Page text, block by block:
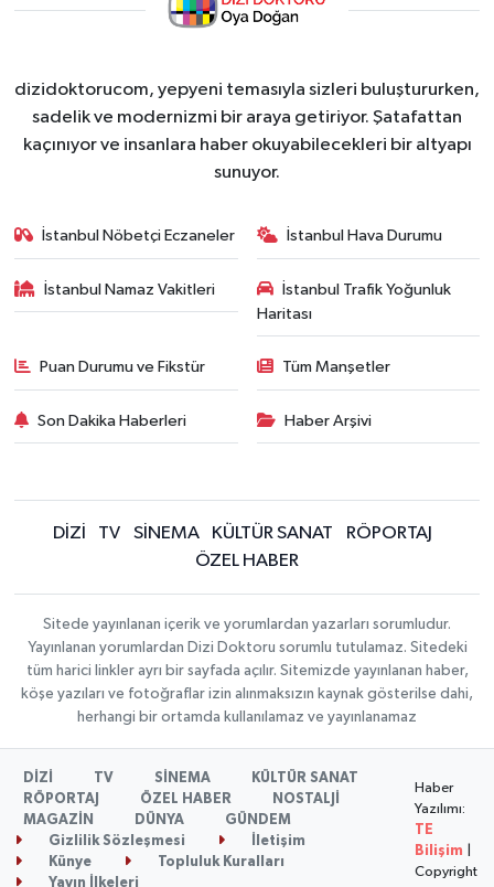
dizidoktorucom, yepyeni temasıyla sizleri buluştururken,
sadelik ve modernizmi bir araya getiriyor. Şatafattan
kaçınıyor ve insanlara haber okuyabilecekleri bir altyapı
sunuyor.
İstanbul Nöbetçi Eczaneler İstanbul Hava Durumu
İstanbul Namaz Vakitleri
İstanbul Trafik Yoğunluk
Haritası
Puan Durumu ve Fikstür Tüm Manşetler
Son Dakika Haberleri Haber Arşivi
DİZİ TV SİNEMA KÜLTÜR SANAT
RÖPORTAJ
ÖZEL HABER
Sitede yayınlanan içerik ve yorumlardan yazarları sorumludur.
Yayınlanan yorumlardan Dizi Doktoru sorumlu tutulamaz. Sitedeki
tüm harici linkler ayrı bir sayfada açılır. Sitemizde yayınlanan haber,
köşe yazıları ve fotoğraflar izin alınmaksızın kaynak gösterilse dahi,
herhangi bir ortamda kullanılamaz ve yayınlanamaz
DİZİ TV SİNEMA
KÜLTÜR SANAT
RÖPORTAJ
ÖZEL HABER
NOSTALJİ
MAGAZİN
DÜNYA
GÜNDEM
Gizlilik Sözleşmesi
İletişim
Künye
Topluluk Kuralları
Yayın İlkeleri
Haber
Yazılımı:
TE
Bilişim
Copyright